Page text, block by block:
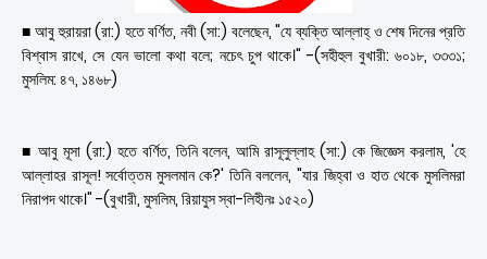
■ আবু হুরায়রা (রা:) হতে বর্ণিত, নবী (সা:) বলেছেন, "যে ব্যক্তি আল্লাহ্ ও শেষ দিনের প্রতি
বিশ্বাস রাখে, সে যেন ভালো কথা বলে; নচেৎ চুপ থাকে।" -(সহীহুল বুখারী: ৬০১৮, ৩৩৩১;
মুসলিম: ৪৭, ১৪৬৮)
■ আবু মূসা (রা:) হতে বর্ণিত, তিনি বলেন, আমি রাসূলুল্লাহ (সা:) কে জিজ্ঞেস করলাম, 'হে
আল্লাহর রাসূল! সর্বোত্তম মুসলমান কে?' তিনি বললেন, "যার জিহ্বা ও হাত থেকে মুসলিমরা
নিরাপদ থাকে।" -(বুখারী, মুসলিম, রিয়াযুস স্বা-লিহীনঃ ১৫২০)